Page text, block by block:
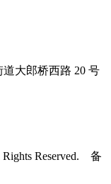
大郎桥西路 20 号
Reserved. 备